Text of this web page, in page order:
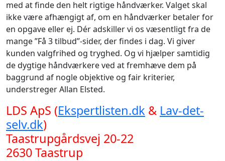
med at finde den helt rigtige håndværker. Valget skal
ikke være afhængigt af, om en håndværker betaler for
en opgave eller ej. Dér adskiller vi os væsentligt fra de
mange ”Få 3 tilbud”-sider, der findes i dag. Vi giver
kunden valgfrihed og tryghed. Og vi hjælper samtidig
de dygtige håndværkere ved at fremhæve dem på
baggrund af nogle objektive og fair kriterier,
understreger Allan Elsted.
LDS ApS (Ekspertlisten.dk & Lav-det-
selv.dk)
Taastrupgårdsvej 20-22
2630 Taastrup